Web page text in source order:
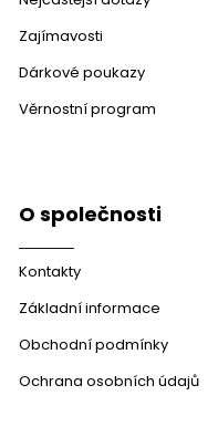
Zajímavosti
Dárkové poukazy
Věrnostní program
O společnosti
Kontakty
Základní informace
Obchodní podmínky
Ochrana osobních údajů